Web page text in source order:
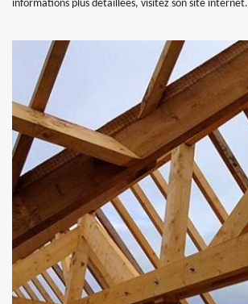
informations plus détaillées, visitez son site internet.